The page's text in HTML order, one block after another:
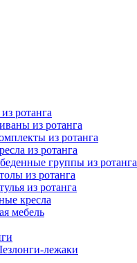
ротанга
из ротанга
из ротанга
из ротанга
группы из ротанга
из ротанга
из ротанга
кресла
мебель
лежаки